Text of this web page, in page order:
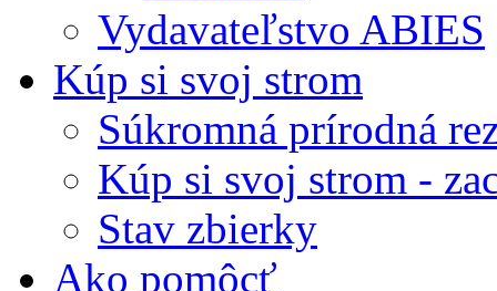
Vydavateľstvo ABIES
Kúp si svoj strom
Súkromná prírodná
Kúp si svoj strom -
Stav zbierky
Ako pomôcť